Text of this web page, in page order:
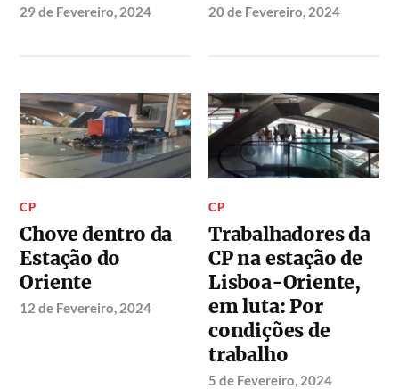
29 de Fevereiro, 2024 20 de Fevereiro, 2024
CP
Chove dentro da
Estação do
Oriente
12 de Fevereiro, 2024
CP
Trabalhadores da
CP na estação de
Lisboa-Oriente,
em luta: Por
condições de
trabalho
5 de Fevereiro, 2024